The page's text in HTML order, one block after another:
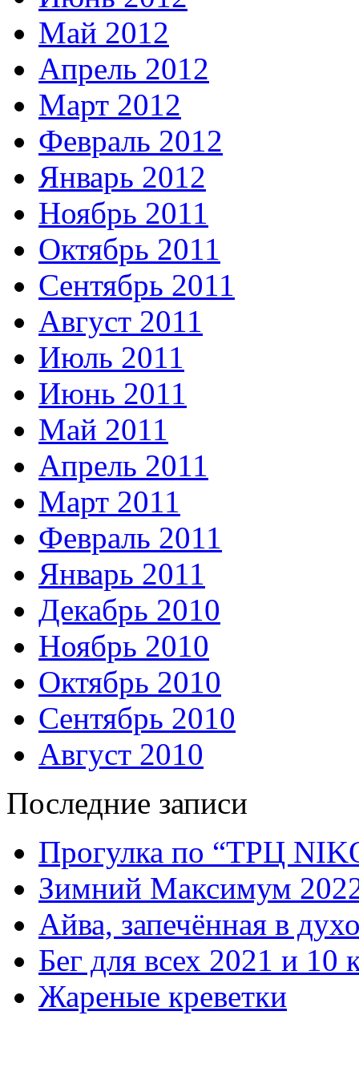
Май 2012
Апрель 2012
Март 2012
Февраль 2012
Январь 2012
Ноябрь 2011
Октябрь 2011
Сентябрь 2011
Август 2011
Июль 2011
Июнь 2011
Май 2011
Апрель 2011
Март 2011
Февраль 2011
Январь 2011
Декабрь 2010
Ноябрь 2010
Октябрь 2010
Сентябрь 2010
Август 2010
Последние записи
Прогулка по “ТРЦ
Зимний Максимум
Айва, запечённая в
Бег для всех 2021 и 10
Жареные креветки